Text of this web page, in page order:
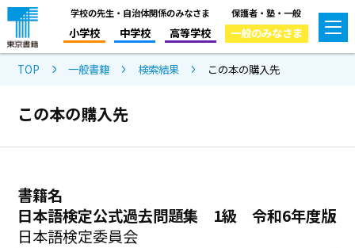
学校の先生・自治体関係のみなさま
小学校 中学校 高等学校
保護者・塾・一般
一般のみなさま
TOP 一般書籍 検索結果 この本の購入先
この本の購入先
書籍名
日本語検定公式過去問題集 1級 令和6年度版
日本語検定委員会